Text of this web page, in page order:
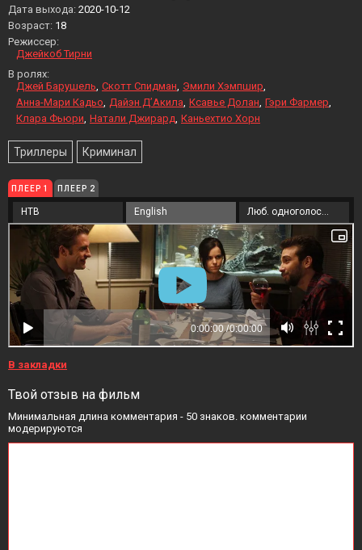
Дата выхода: 2020-10-12
Возраст: 18
Режиссер:
Джейкоб Тирни
В ролях:
Джей Барушель Скотт Спидман Эмили Хэмпшир
Анна-Мари Кадьо Дайэн Д’Акила Ксавье Долан Гэри Фармер
Клара Фьюри Натали Джирард Каньехтио Хорн
Триллеры Криминал
ПЛЕЕР 1 ПЛЕЕР 2
НТВ English Люб. одноголосый
В закладки
Твой отзыв на фильм
Минимальная длина комментария - 50 знаков. комментарии
модерируются